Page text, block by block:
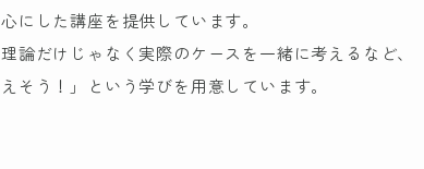
心にした講座を提供しています。
理論だけじゃなく実際のケースを一緒に考えるなど、
えそう！」という学びを用意しています。